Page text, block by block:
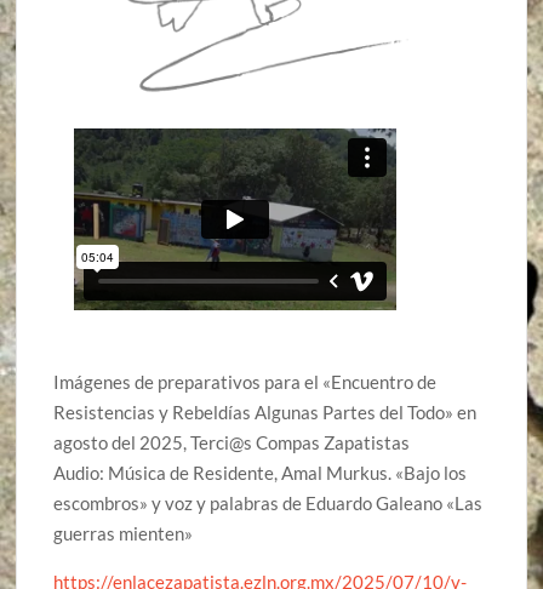
Imágenesde preparativos para el «Encuentro de
Resistencias y Rebeldías Algunas Partes del Todo» en
agosto del 2025, Terci@s Compas Zapatistas
Audio: Música de Residente, Amal Murkus. «Bajo los
escombros» y voz y palabras de Eduardo Galeano «Las
guerras mienten»
https://enlacezapatista.ezln.org.mx/2025/07/10/v-